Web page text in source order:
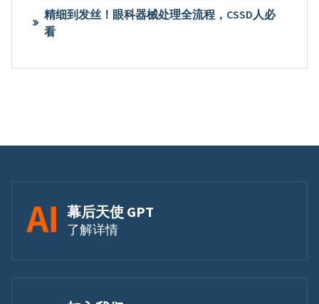
精细到发丝！眼科器械处理全流程，CSSD人必
看
幕后天使 GPT
了解详情